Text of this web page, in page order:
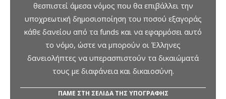
θεσπιστεί άμεσα νόμος που θα επιβάλλει την
υποχρεωτική δημοσιοποίηση του ποσού εξαγοράς
κάθε δανείου από τα funds και να εφαρμόσει αυτό
το νόμο, ώστε να μπορούν οι Έλληνες
δανειολήπτες να υπερασπιστούν τα δικαιώματά
τους με διαφάνεια και δικαιοσύνη.
ΠΑΜΕ ΣΤΗ ΣΕΛΙΔΑ ΤΗΣ ΥΠΟΓΡΑΦΗΣ